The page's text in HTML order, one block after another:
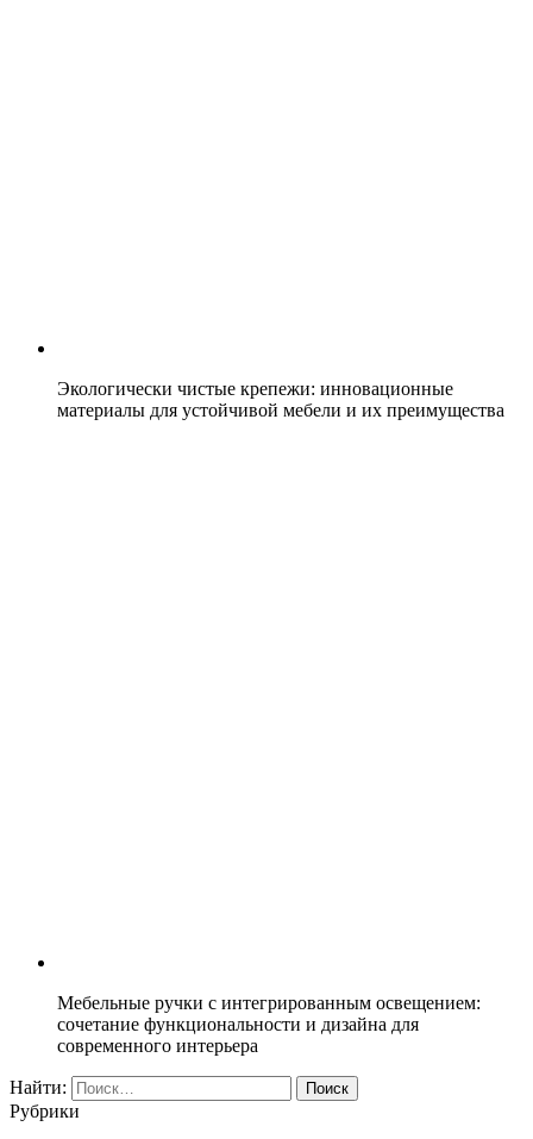
Экологически чистые крепежи: инновационные
материалы для устойчивой мебели и их преимущества
Мебельные ручки с интегрированным освещением:
сочетание функциональности и дизайна для
современного интерьера
Найти:
Рубрики